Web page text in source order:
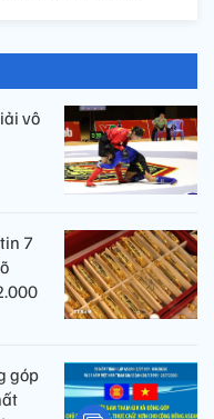
vô
7
góp